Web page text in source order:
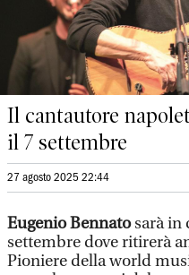
Il cantautore
il 7 settembre
27 agosto 2025 22:44
Eugenio Bennatosarà in
settembre dove ritirerà
Pioniere della world